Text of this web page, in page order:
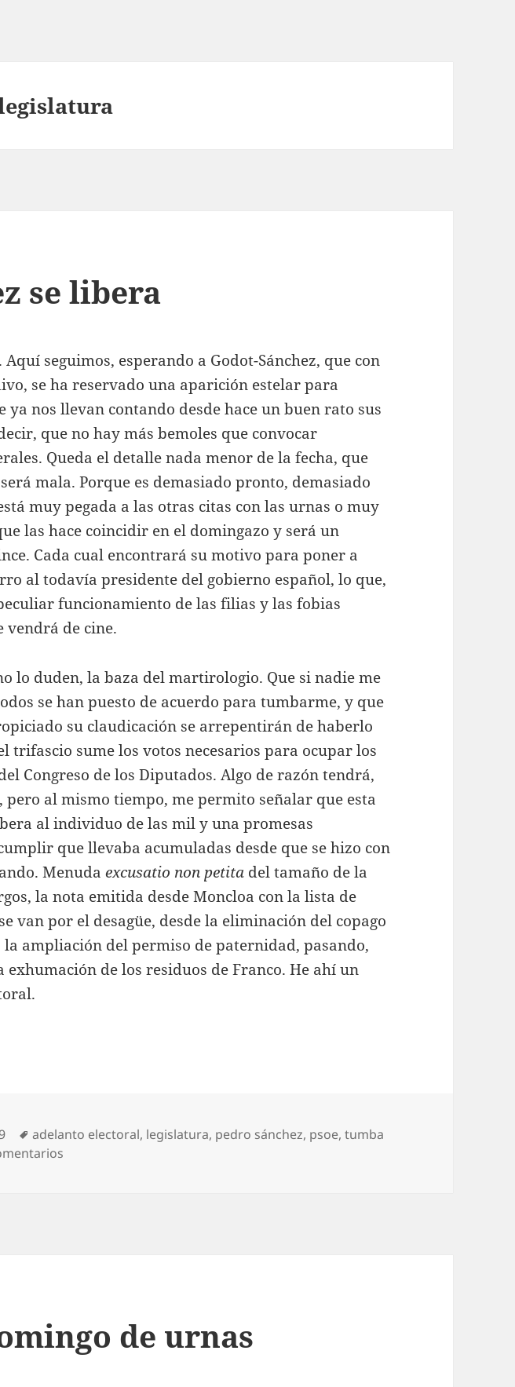
se libera
Aquí seguimos, esperando a Godot-Sánchez, que con
se ha reservado una aparición estelar para
ya nos llevan contando desde hace un buen rato sus
que no hay más bemoles que convocar
Queda el detalle nada menor de la fecha, que
mala. Porque es demasiado pronto, demasiado
muy pegada a las otras citas con las urnas o muy
las hace coincidir en el domingazo y será un
Cada cual encontrará su motivo para poner a
al todavía presidente del gobierno español, lo que,
funcionamiento de las filias y las fobias
vendrá de cine.
lo duden, la baza del martirologio. Que si nadie me
se han puesto de acuerdo para tumbarme, y que
su claudicación se arrepentirán de haberlo
trifascio sume los votos necesarios para ocupar los
Congreso de los Diputados. Algo de razón tendrá,
pero al mismo tiempo, me permito señalar que esta
al individuo de las mil y una promesas
que llevaba acumuladas desde que se hizo con
Menudaexcusatio non petita del tamaño de la
la nota emitida desde Moncloa con la lista de
van por el desagüe, desde la eliminación del copago
ampliación del permiso de paternidad, pasando,
exhumación de los residuos de Franco. He ahí un
Etiquetas
adelanto electoral, legislatura, pedro sánchez, psoe,tumba
de urnas